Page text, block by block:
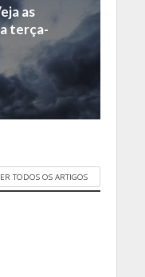
as
terça-
TODOS OS ARTIGOS